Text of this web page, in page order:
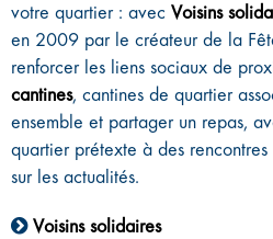
votre quartier : avec Voisins
en 2009 par le créateur de la
renforcer les liens sociaux de
cantines, cantines de quartier
ensemble et partager un repas,
quartier prétexte à des
sur les actualités.
Voisins solidaires